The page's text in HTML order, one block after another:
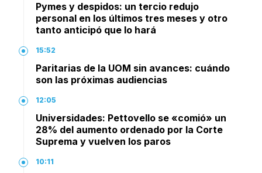
Pymes y despidos: un tercio redujo
personal en los últimos tres meses y otro
tanto anticipó que lo hará
15:52
Paritarias de la UOM sin avances: cuándo
son las próximas audiencias
12:05
Universidades: Pettovello se «comió» un
28% del aumento ordenado por la Corte
Suprema y vuelven los paros
10:11